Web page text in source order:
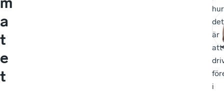
a
t
e
t
hur
det
är
att
i